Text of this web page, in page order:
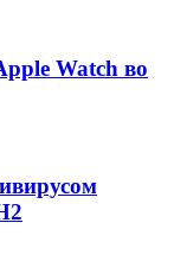
Watch во